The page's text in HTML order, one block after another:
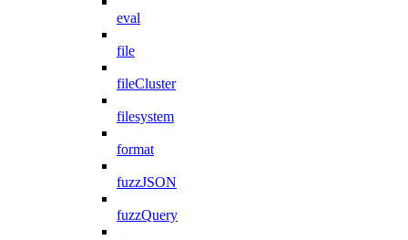
eval
file
fileCluster
filesystem
format
fuzzJSON
fuzzQuery